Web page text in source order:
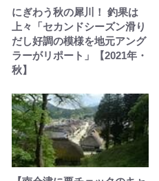
にぎわう秋の犀川！ 釣果は
上々「セカンドシーズン滑り
だし好調の模様を地元アング
ラーがリポート」【2021年・
秋】